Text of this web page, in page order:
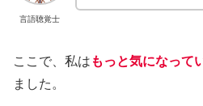
言語聴覚士
ここで、私は もっと気になって
ました。